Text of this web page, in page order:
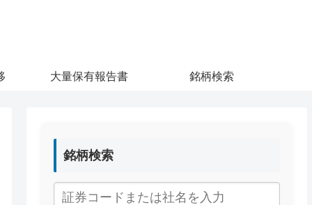
大量保有報告書 銘柄検索
銘柄検索